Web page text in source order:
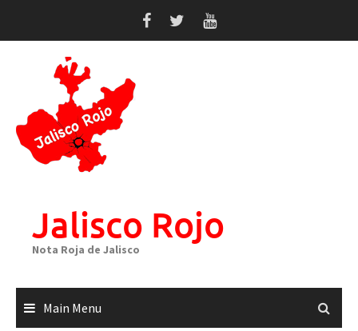
Jalisco Rojo
Nota Roja de Jalisco
Main Menu